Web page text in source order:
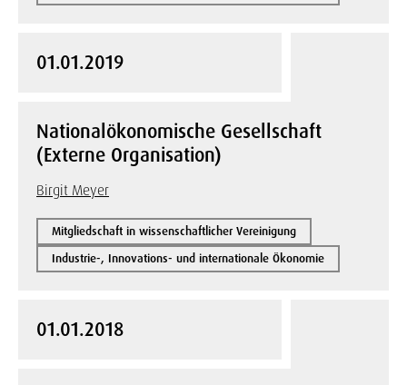
01.01.2019
Nationalökonomische Gesellschaft
(Externe Organisation)
Birgit Meyer
Mitgliedschaft in wissenschaftlicher Vereinigung
Industrie-, Innovations- und internationale Ökonomie
01.01.2018